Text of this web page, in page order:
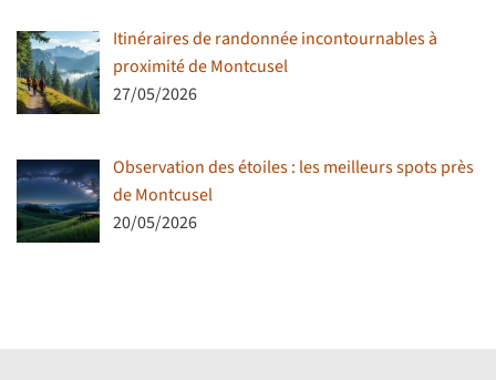
Itinéraires de randonnée incontournables à
proximité de Montcusel
27/05/2026
Observation des étoiles : les meilleurs spots près
de Montcusel
20/05/2026